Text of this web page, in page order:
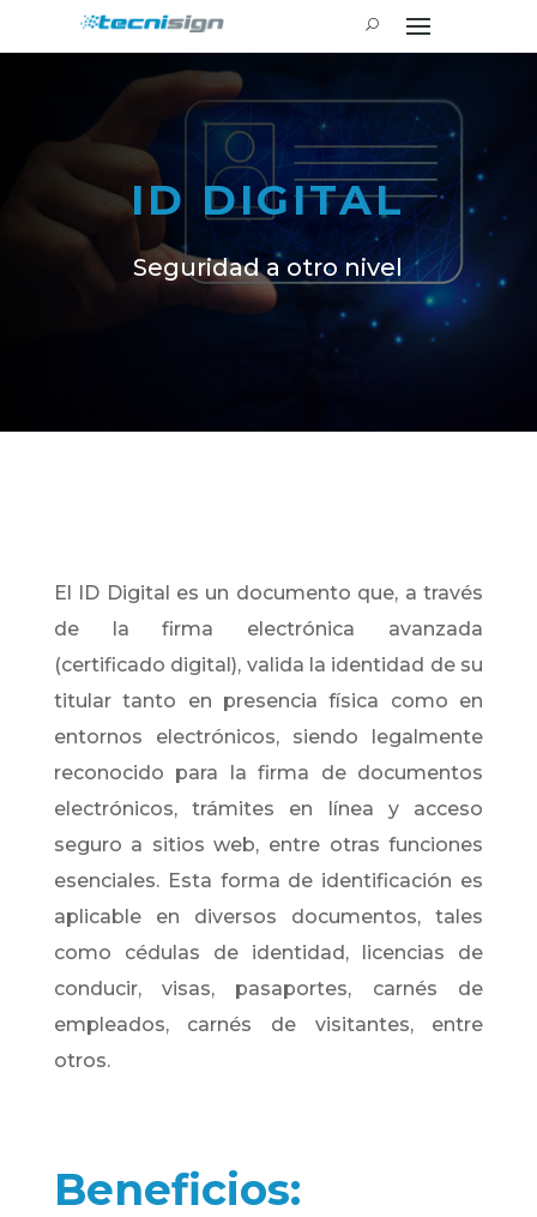
ID DIGITAL
Seguridad a otro nivel
El ID Digital es un documento que, a través
de la firma electrónica avanzada
(certificado digital), valida la identidad de su
titular tanto en presencia física como en
entornos electrónicos, siendo legalmente
reconocido para la firma de documentos
electrónicos, trámites en línea y acceso
seguro a sitios web, entre otras funciones
esenciales. Esta forma de identificación es
aplicable en diversos documentos, tales
como cédulas de identidad, licencias de
conducir, visas, pasaportes, carnés de
empleados, carnés de visitantes, entre
otros.
Beneficios: